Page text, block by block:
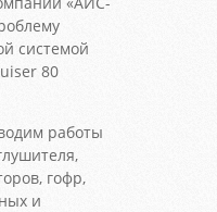
системой
80
работы
гофр,
и